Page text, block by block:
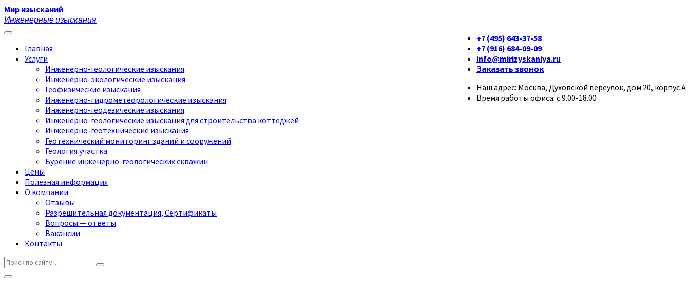
Мир изысканий
Инженерные изыскания
+7 (495) 643-37-58
+7 (916) 684-09-09
info@mirizyskaniya.ru
Заказать звонок
Наш адрес: Москва, Духовской переулок, дом 20, корпус А
Время работы офиса: с 9.00-18.00
Главная
Услуги
Инженерно-геологические изыскания
Инженерно-экологические изыскания
Геофизические изыскания
Инженерно-гидрометеорологические изыскания
Инженерно-геодезические изыскания
Инженерно-геологические изыскания для строительства коттеджей
Инженерно-геотехнические изыскания
Геотехнический мониторинг зданий и сооружений
Геология участка
Бурение инженерно-геологических скважин
Цены
Полезная информация
О компании
Отзывы
Разрешительная документация, Сертификаты
Вопросы — ответы
Вакансии
Контакты